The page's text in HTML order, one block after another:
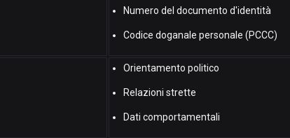
Numero del documento d'identità
Codice doganale personale (PCCC)
Orientamento politico
Relazioni strette
Dati comportamentali